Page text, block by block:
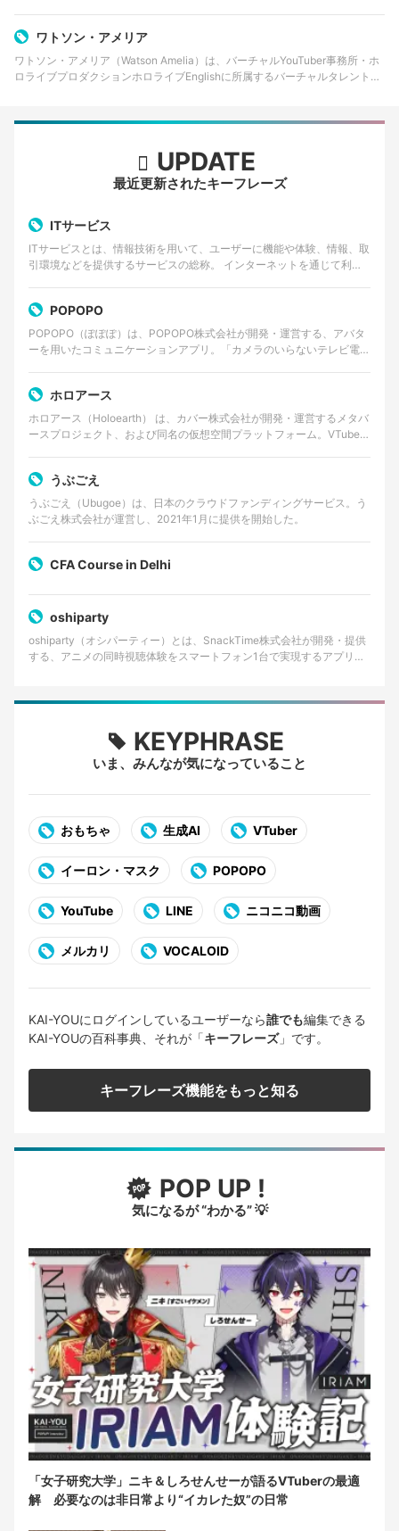
ワトソン・アメリア
ワトソン・アメリア（Watson Amelia）は、バーチャルYouTuber事務所・ホ
ロライブプロダクションホロライブEnglishに所属するバーチャルタレント。
UPDATE
最近更新されたキーフレーズ
ITサービス
ITサービスとは、情報技術を用いて、ユーザーに機能や体験、情報、取
引環境などを提供するサービスの総称。 インターネットを通じて利用
POPOPO
POPOPO（ぽぽぽ）は、POPOPO株式会社が開発・運営する、アバタ
ーを用いたコミュニケーションアプリ。「カメラのいらないテレビ電
ホロアース
ホロアース（Holoearth） は、カバー株式会社が開発・運営するメタバ
ースプロジェクト、および同名の仮想空間プラットフォーム。VTuber
うぶごえ
うぶごえ（Ubugoe）は、日本のクラウドファンディングサービス。う
ぶごえ株式会社が運営し、2021年1月に提供を開始した。
CFA Course in Delhi
oshiparty
oshiparty（オシパーティー）とは、SnackTime株式会社が開発・提供
する、アニメの同時視聴体験をスマートフォン1台で実現するアプリケ
KEYPHRASE
いま、みんなが気になっていること
おもちゃ 生成AI VTuber
イーロン・マスク POPOPO
YouTube LINE ニコニコ動画
メルカリ VOCALOID
KAI-YOUにログインしているユーザーなら誰でも編集できる
KAI-YOUの百科事典、それが「キーフレーズ」です。
キーフレーズ機能をもっと知る
POP UP !
気になるが “わかる” 💡
「女子研究大学」ニキ＆しろせんせーが語るVTuberの最適
解 必要なのは非日常より“イカレた奴”の日常